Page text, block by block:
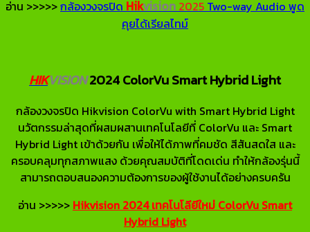
อ่าน >>>>>กล้องวงจรปิด Hikvision 2025 Two-way Audio พูด
คุยได้เรียลไทม์
HIKVISION2024 ColorVu Smart Hybrid Light
กล้องวงจรปิด Hikvision ColorVu with Smart Hybrid Light
นวัตกรรมล่าสุดที่ผสมผสานเทคโนโลยีที่ ColorVu และ Smart
Hybrid Light เข้าด้วยกัน เพื่อให้ได้ภาพที่คมชัด สีสันสดใส และ
ครอบคลุมทุกสภาพแสง ด้วยคุณสมบัติที่โดดเด่น ทำให้กล้องรุ่นนี้
สามารถตอบสนองความต้องการของผู้ใช้งานได้อย่างครบครัน
อ่าน >>>>> Hikvision 2024 เทคโนโลียีใหม่ ColorVu Smart
Hybrid Light